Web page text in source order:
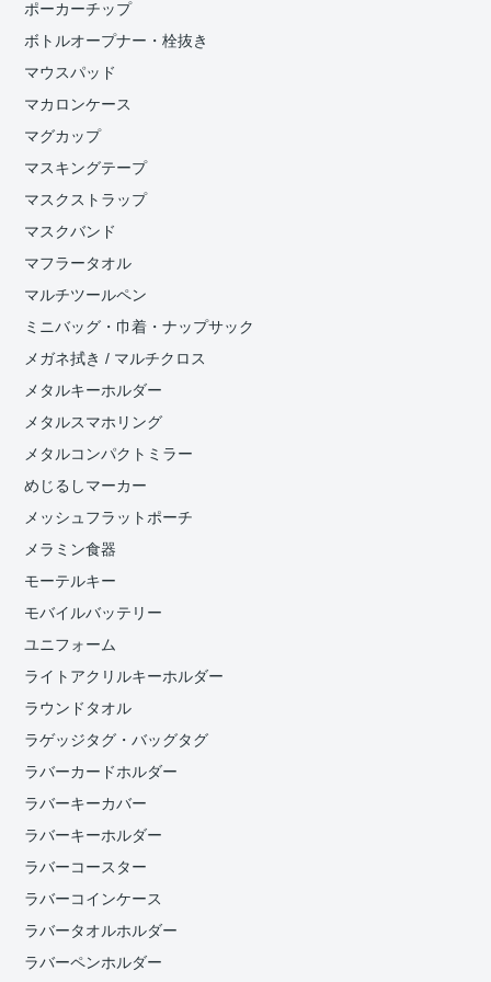
ポーカーチップ
ボトルオープナー・栓抜き
マウスパッド
マカロンケース
マグカップ
マスキングテープ
マスクストラップ
マスクバンド
マフラータオル
マルチツールペン
ミニバッグ・巾着・ナップサック
メガネ拭き / マルチクロス
メタルキーホルダー
メタルスマホリング
メタルコンパクトミラー
めじるしマーカー
メッシュフラットポーチ
メラミン食器
モーテルキー
モバイルバッテリー
ユニフォーム
ライトアクリルキーホルダー
ラウンドタオル
ラゲッジタグ・バッグタグ
ラバーカードホルダー
ラバーキーカバー
ラバーキーホルダー
ラバーコースター
ラバーコインケース
ラバータオルホルダー
ラバーペンホルダー